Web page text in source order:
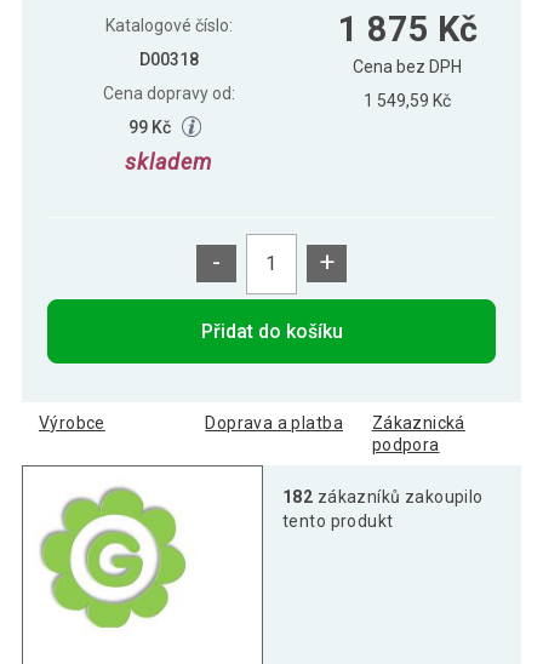
šedé
1 875 Kč
Katalogové číslo:
D00318
Cena dopravy od:
99 Kč
skladem
1 875 Kč
Cena bez DPH
1 549,59 Kč
- +
Přidat do košíku
Výrobce Doprava a platba
Zákaznická
podpora
182 zákazníků zakoupilo
tento produkt